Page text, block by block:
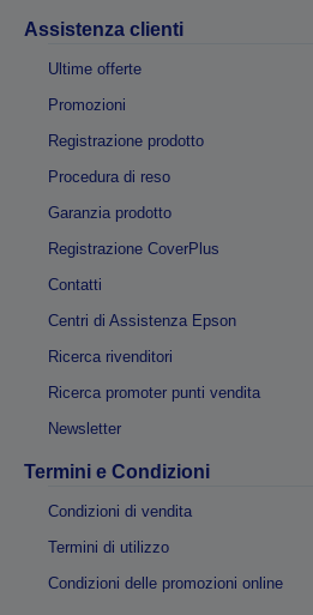
Assistenza clienti
Ultime offerte
Promozioni
Registrazione prodotto
Procedura di reso
Garanzia prodotto
Registrazione CoverPlus
Contatti
Centri di Assistenza Epson
Ricerca rivenditori
Ricerca promoter punti vendita
Newsletter
Termini e Condizioni
Condizioni di vendita
Termini di utilizzo
Condizioni delle promozioni online